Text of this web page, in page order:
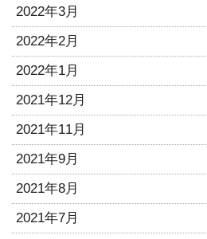
2022年3月
2022年2月
2022年1月
2021年12月
2021年11月
2021年9月
2021年8月
2021年7月